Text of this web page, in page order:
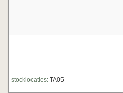
stocklocaties: TA05